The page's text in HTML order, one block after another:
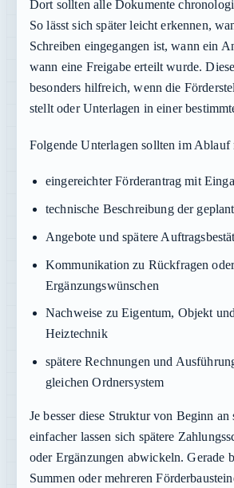
Dort sollten alle Dokumente
So lässt sich später leicht erkennen,
Schreiben eingegangen ist, wann ein
wann eine Freigabe erteilt wurde.
besonders hilfreich, wenn die
stellt oder Unterlagen in einer
Folgende Unterlagen sollten im Ablauf
eingereichter Förderantrag mit
technische Beschreibung der
Angebote und spätere
Kommunikation zu Rückfragen
Ergänzungswünschen
Nachweise zu Eigentum, Objekt
Heiztechnik
spätere Rechnungen und
gleichen Ordnersystem
Je besser diese Struktur von Beginn an
einfacher lassen sich spätere
oder Ergänzungen abwickeln. Gerade
Summen oder mehreren